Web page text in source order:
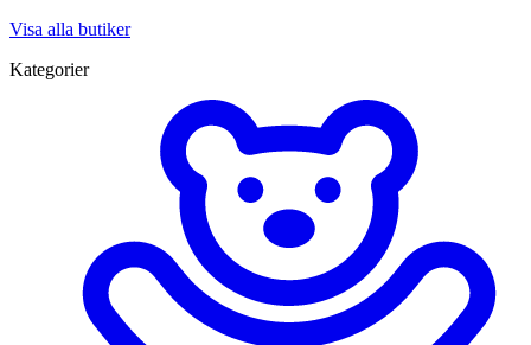
Visa alla butiker
Kategorier